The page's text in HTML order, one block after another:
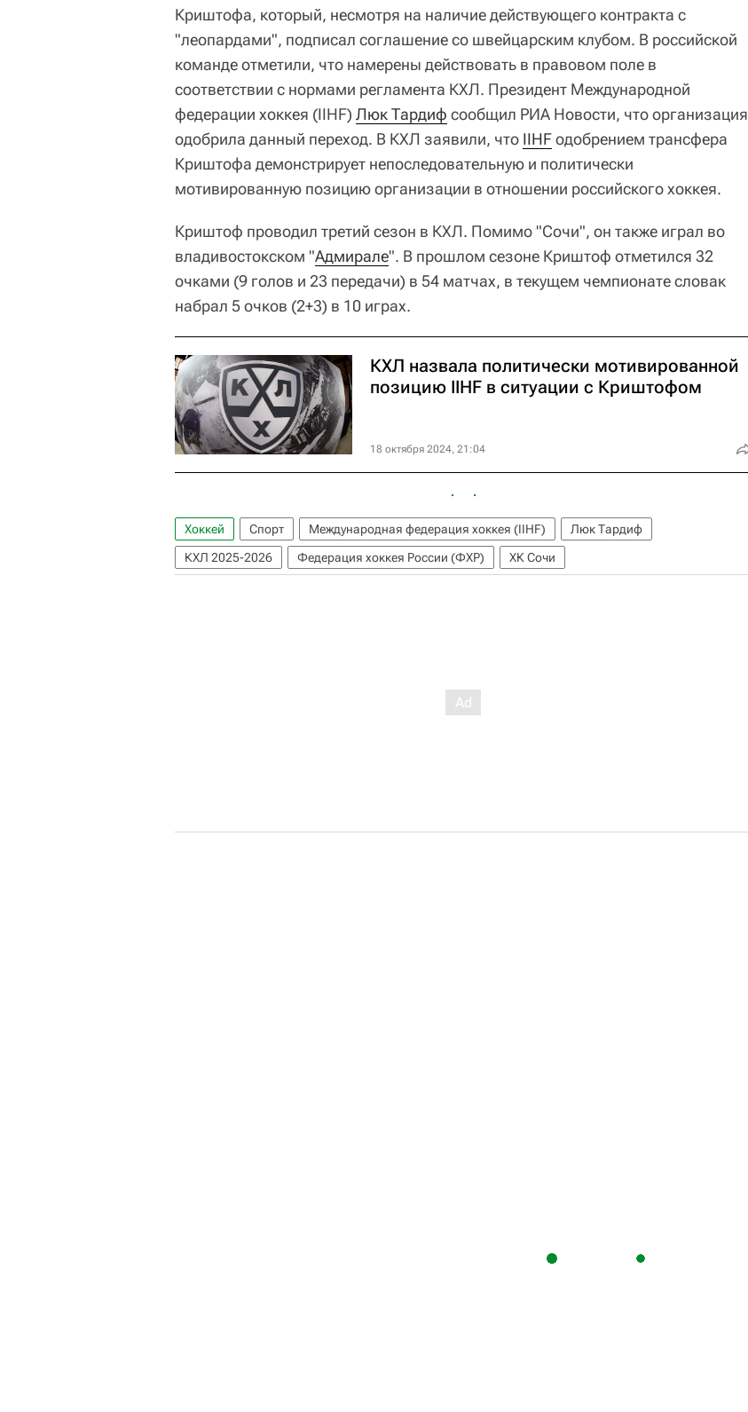
Криштофа, который, несмотря на наличие действующего контракта с
"леопардами", подписал соглашение со швейцарским клубом. В российской
команде отметили, что намерены действовать в правовом поле в
соответствии с нормами регламента КХЛ. Президент Международной
федерации хоккея (IIHF) Люк Тардиф сообщил РИА Новости, что организация
одобрила данный переход. В КХЛ заявили, что IIHFодобрением трансфера
Криштофа демонстрирует непоследовательную и политически
мотивированную позицию организации в отношении российского хоккея.
Криштоф проводил третий сезон в КХЛ. Помимо "Сочи", он также играл во
владивостокском "Адмирале". В прошлом сезоне Криштоф отметился 32
очками (9 голов и 23 передачи) в 54 матчах, в текущем чемпионате словак
набрал 5 очков (2+3) в 10 играх.
КХЛ назвала политически мотивированной
позицию IIHF в ситуации с Криштофом
18 октября 2024, 21:04
Хоккей Спорт Международная федерация хоккея (IIHF)
Люк Тардиф
КХЛ 2025-2026
Федерация хоккея России (ФХР) ХК Сочи